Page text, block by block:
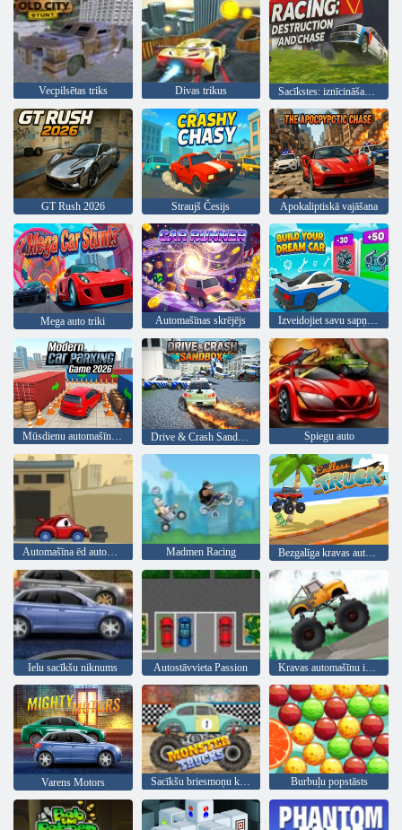
Vecpilsētas triks Divas trikus Sacīkstes: iznīcināšana un pakaļdzīšanās
GT Rush 2026 Straujš Česijs Apokaliptiskā vajāšana
Mega auto triki Automašīnas skrējējs Izveidojiet savu sapņu automašīnu
Mūsdienu automašīnu novietošanas spēle 2026 Drive & Crash Sandbox Spiegu auto
Madmen Racing Bezgalīga kravas automašīna
Ielu sacīkšu niknums Autostāvvieta Passion
Varens Motors Sacīkšu briesmoņu kravas automašīnas Burbuļu popstāsts